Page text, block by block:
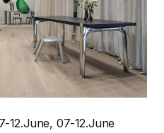
12.June 07-12.June